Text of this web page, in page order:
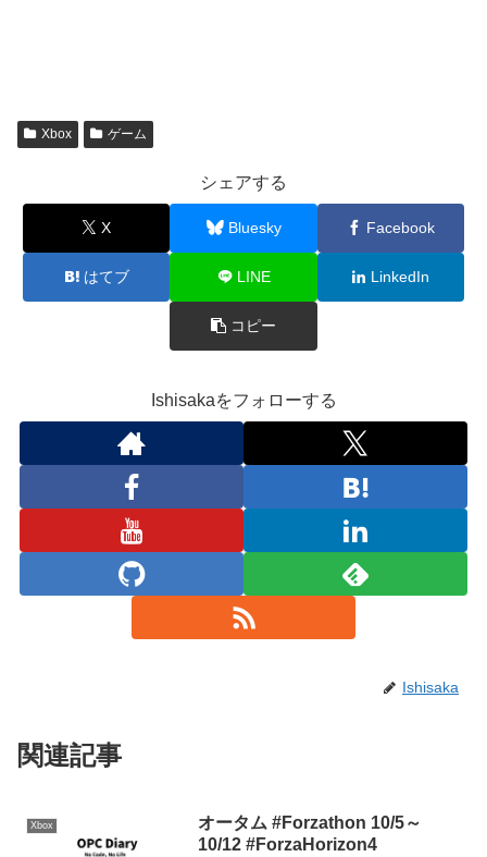
Xbox ゲーム
シェアする
X Bluesky Facebook
はてブ LINE LinkedIn
コピー
Ishisakaをフォローする
Ishisaka
関連記事
Xbox
オータム #Forzathon 10/5～
10/12 #ForzaHorizon4